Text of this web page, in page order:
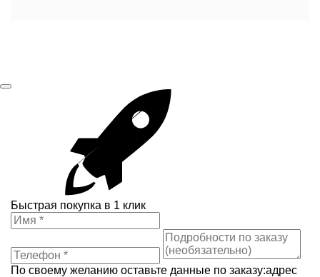
Быстрая покупка в 1 клик
По своему желанию оставьте данные по заказу:адрес